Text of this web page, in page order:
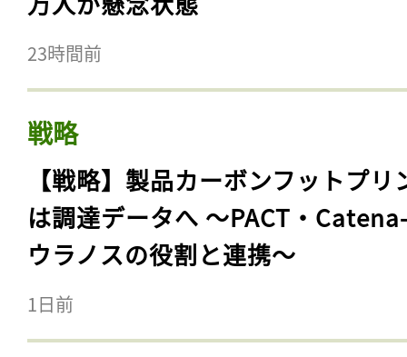
23時間前
戦略
【戦略】製品カーボンフットプリ
は調達データへ 〜PACT・
ウラノスの役割と連携〜
1日前